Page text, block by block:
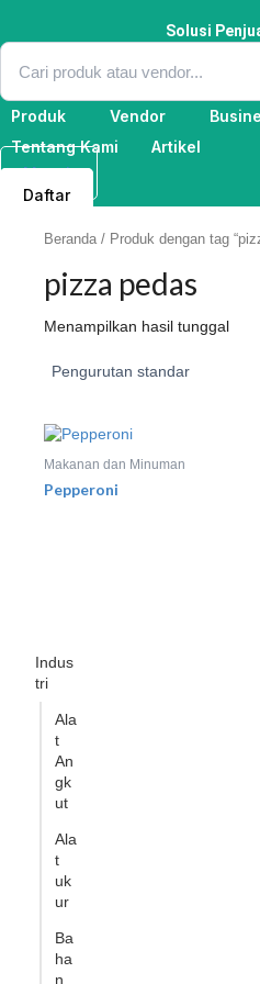
konten
Solusi
Produk Vendor
Tentang Kami
Artikel
Masuk
Daftar
Indus
tri
Ala
t
An
gk
ut
Ala
t
uk
ur
Ba
ha
n
Beranda / Produk dengan tag
pizza pedas
Menampilkan hasil tunggal
Makanan dan Minuman
Pepperoni